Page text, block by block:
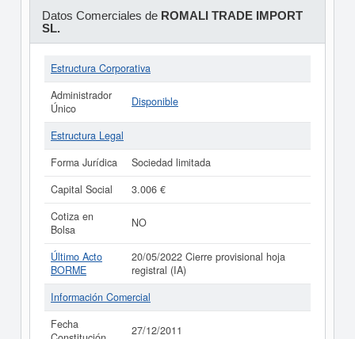
Datos Comerciales de ROMALI TRADE IMPORT
SL.
Estructura Corporativa
Administrador
Único
Disponible
Estructura Legal
Forma Jurídica
Sociedad limitada
Capital Social
3.006 €
Cotiza en
Bolsa
NO
Último Acto
BORME
20/05/2022 Cierre provisional hoja
registral (IA)
Información Comercial
Fecha
27/12/2011